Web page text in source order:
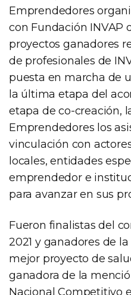
Emprendedores
con Fundación INVAP
proyectos ganadores
de profesionales de
puesta en marcha de
la última etapa del
etapa de co-creación,
Emprendedores los
vinculación con
locales, entidades
emprendedor e
para avanzar en sus
Fueron finalistas del
2021 y ganadores de
mejor proyecto de
ganadora de la
Nacional Competitivo